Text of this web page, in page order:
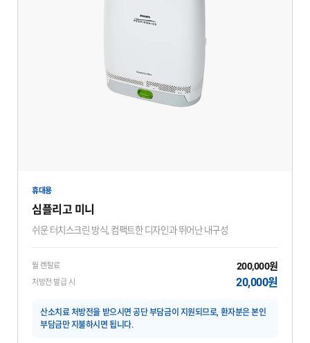
휴대용
심플리고 미니
쉬운 터치스크린 방식, 컴팩트한 디자인과 뛰어난 내구성
월 렌탈료 200,000원
처방전 발급 시 20,000원
산소치료 처방전을 받으시면 공단 부담금이 지원되므로, 환자분은 본인
부담금만 지불하시면 됩니다.